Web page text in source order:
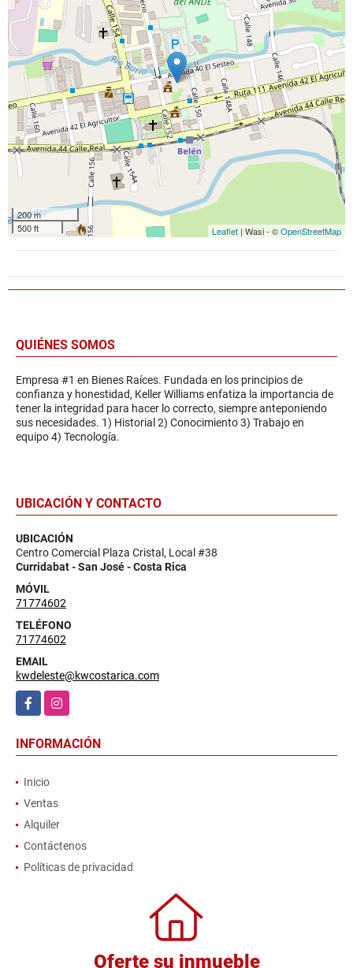
200 m
500 ft
Leaflet | Wasi - ©OpenStreetMap
QUIÉNES SOMOS
Empresa #1 en Bienes Raíces. Fundada en los principios de
confianza y honestidad, Keller Williams enfatiza la importancia de
tener la integridad para hacer lo correcto, siempre anteponiendo
sus necesidades. 1) Historial 2) Conocimiento 3) Trabajo en
equipo 4) Tecnología.
UBICACIÓN Y CONTACTO
UBICACIÓN
Centro Comercial Plaza Cristal, Local #38
Curridabat - San José - Costa Rica
MÓVIL
71774602
TELÉFONO
71774602
EMAIL
kwdeleste@kwcostarica.com
FacebookInstagram
INFORMACIÓN
Inicio
Ventas
Alquiler
Contáctenos
Políticas de privacidad
Oferte su inmueble